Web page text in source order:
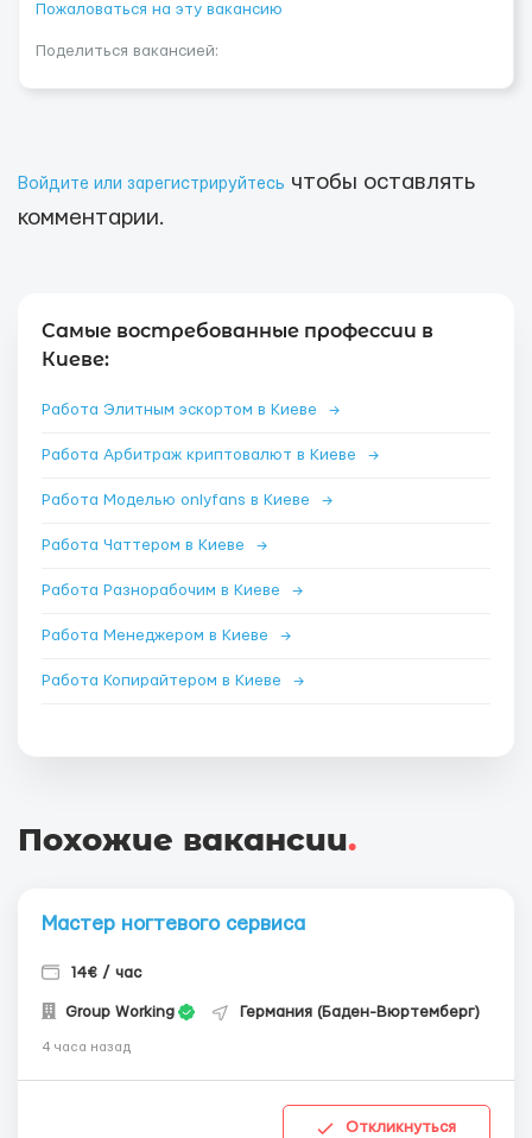
Пожаловаться на эту вакансию
Поделиться вакансией:
Войдите или зарегистрируйтесь чтобы оставлять
комментарии.
Самые востребованные профессии в
Киеве:
Работа Элитным эскортом в Киеве →
Работа Арбитраж криптовалют в Киеве →
Работа Моделью onlyfans в Киеве →
Работа Чаттером в Киеве →
Работа Разнорабочим в Киеве →
Работа Менеджером в Киеве →
Работа Копирайтером в Киеве →
Похожие вакансии.
Мастер ногтевого сервиса
14€ / час
Group Working Германия (Баден-Вюртемберг)
4 часа назад
Откликнуться